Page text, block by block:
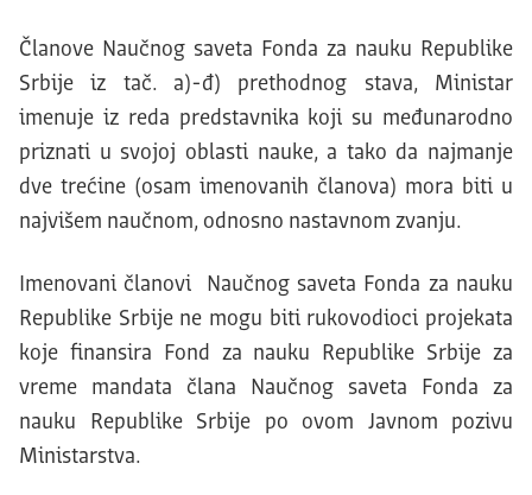
Članove Naučnog saveta Fonda za nauku Republike
Srbije iz tač. a)-đ) prethodnog stava, Ministar
imenuje iz reda predstavnika koji su međunarodno
priznati u svojoj oblasti nauke, a tako da najmanje
dve trećine (osam imenovanih članova) mora biti u
najvišem naučnom, odnosno nastavnom zvanju.
Imenovani članovi Naučnog saveta Fonda za nauku
Republike Srbije ne mogu biti rukovodioci projekata
koje finansira Fond za nauku Republike Srbije za
vreme mandata člana Naučnog saveta Fonda za
nauku Republike Srbije po ovom Javnom pozivu
Ministarstva.